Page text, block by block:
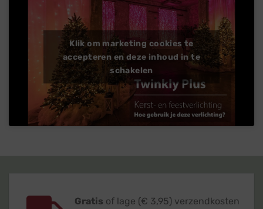
Klik om marketing cookies te
accepteren en deze inhoud in te
schakelen
Gratis of lage (€ 3,95) verzendkosten